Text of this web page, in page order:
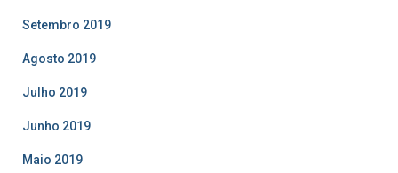
Setembro 2019
Agosto 2019
Julho 2019
Junho 2019
Maio 2019